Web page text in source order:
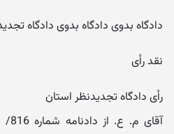
دادگاه بدوی دادگاه بدوی دادگاه
نقد رأی
رأی دادگاه تجدیدنظر استان